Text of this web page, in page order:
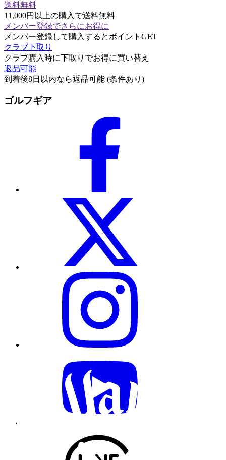
送料無料
11,000円以上の購入で送料無料
メンバー登録でさらにお得に
メンバー登録して購入するとポイントGET
クラブ下取り
クラブ購入時に下取りでお得に買い替え
返品可能
到着後8日以内なら返品可能 (条件あり)
ゴルフギア